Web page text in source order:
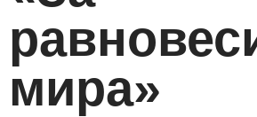
мира»